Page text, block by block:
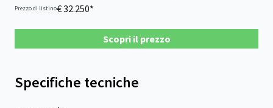
Prezzo di listino€ 32.250*
Scopri il prezzo
Specifiche tecniche